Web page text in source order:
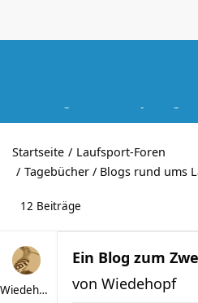
Startseite
Laufsport-Foren
Tagebücher / Blogs rund ums
12 Beiträge
Wiedehopf
Ein Blog zum
von Wiedehopf